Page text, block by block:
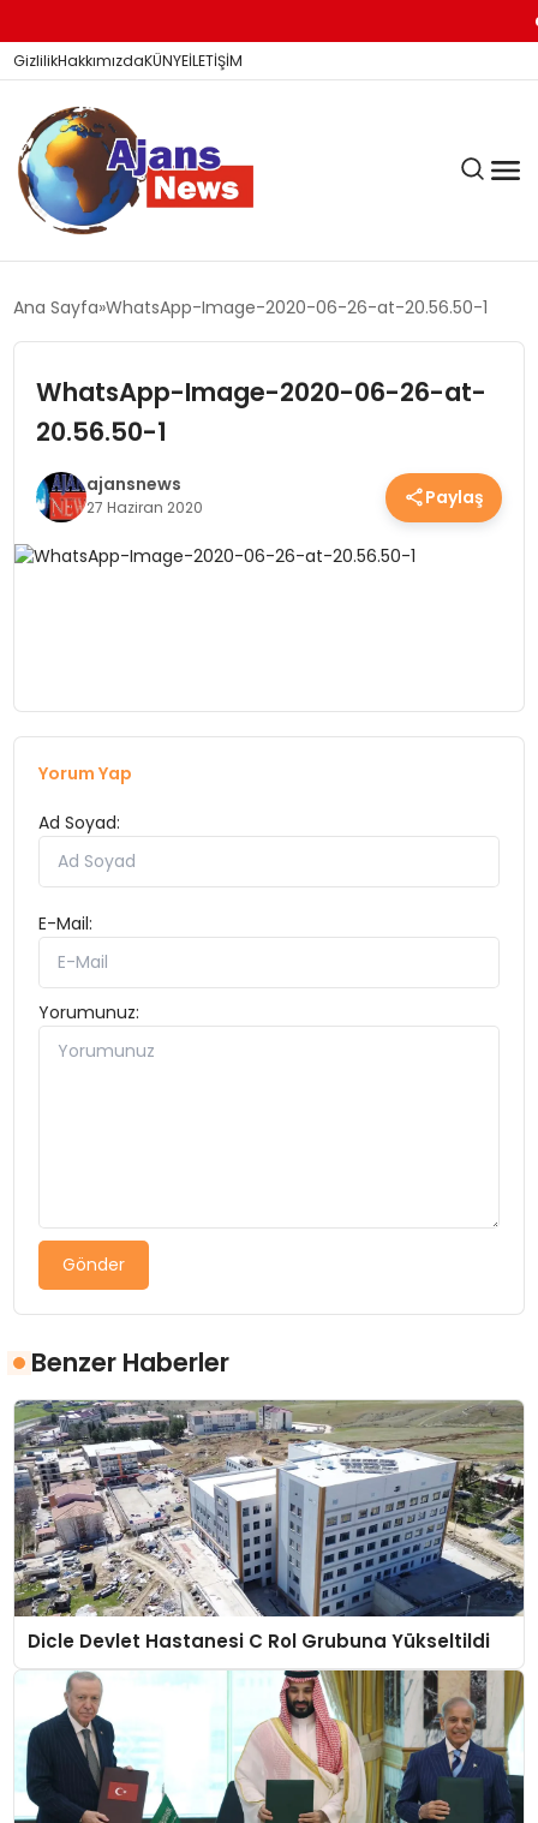
GizlilikHakkımızdaKÜNYEİLETİŞİM
KÖŞE YAZILARI
SİYASET
DÜNYA
YEREL HABERLER
GÜNDEM
SAĞLIK
SPOR
Ana Sayfa WhatsApp-Image-2020-06-26-at-20.56.50-1
WhatsApp-Image-2020-06-26-at-
20.56.50-1
ajansnews
27 Haziran 2020 Paylaş
Yorum Yap
Ad Soyad:
E-Mail:
Yorumunuz:
Gönder
Benzer Haberler
Dicle Devlet Hastanesi C Rol Grubuna Yükseltildi